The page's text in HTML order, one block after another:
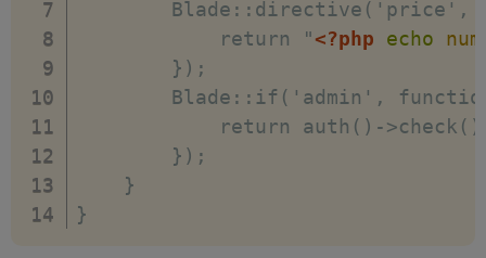
Blade::directive('price',
            return "
<?php echo
        });
Blade::if('admin',
return auth()-
        });
    }
}